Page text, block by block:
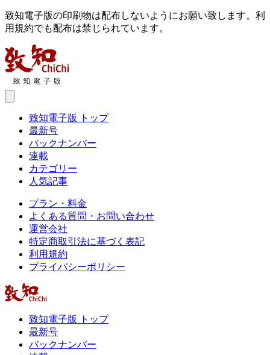
致知電子版の印刷物は配布しないようにお願い致します。利
用規約でも配布は禁じられています。
致知電子版 トップ
最新号
バックナンバー
連載
カテゴリー
人気記事
プラン・料金
よくある質問・お問い合わせ
運営会社
特定商取引法に基づく表記
利用規約
プライバシーポリシー
致知電子版 トップ
最新号
バックナンバー